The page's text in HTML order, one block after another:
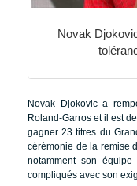
Novak
Novak Djokovic a
Roland-Garros et il est
gagner 23 titres du
cérémonie de la remise
notamment son
compliqués avec son